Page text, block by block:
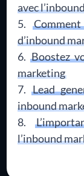
avec
d’inbound
Boostez
marketing
Lead
inbound
l’inbound